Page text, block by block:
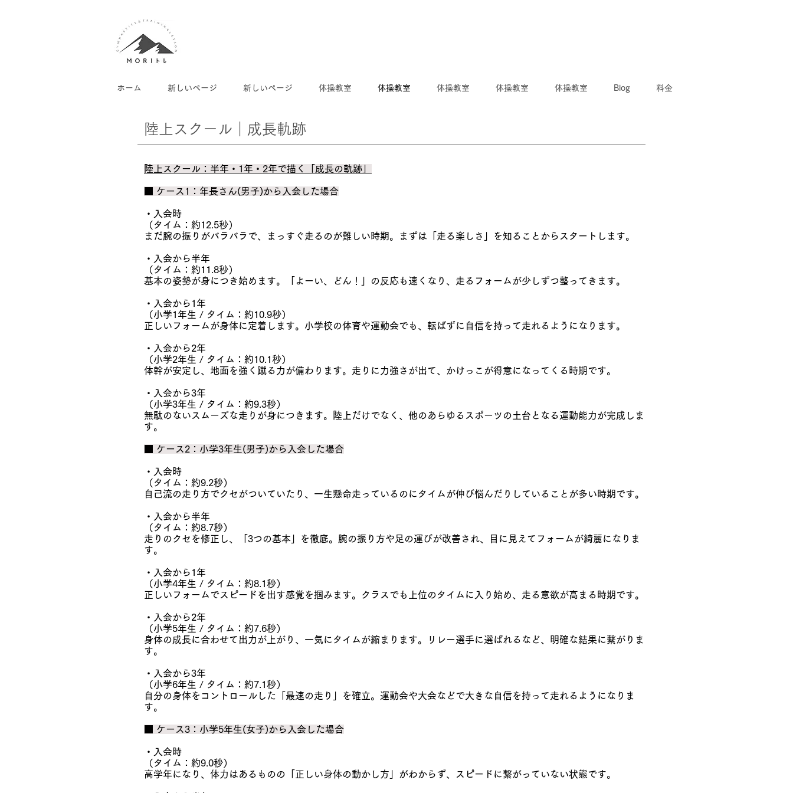
ホーム 新しいページ 新しいページ 体操教室 体操教室 体操教室 体操教室 体操教室 Blog 料金
​陸上スクール｜成長軌跡
陸上スクール：半年・1年・2年で描く「成長の軌跡」
■ ケース1：年長さん(男子)から入会した場合
・入会時
（タイム：約12.5秒）
まだ腕の振りがバラバラで、まっすぐ走るのが難しい時期。まずは「走る楽しさ」を知ることからスタートします。
・入会から半年
（タイム：約11.8秒）
基本の姿勢が身につき始めます。「よーい、どん！」の反応も速くなり、走るフォームが少しずつ整ってきます。
・入会から1年
（小学1年生 / タイム：約10.9秒）
正しいフォームが身体に定着します。小学校の体育や運動会でも、転ばずに自信を持って走れるようになります。
・入会から2年
（小学2年生 / タイム：約10.1秒）
体幹が安定し、地面を強く蹴る力が備わります。走りに力強さが出て、かけっこが得意になってくる時期です。
・入会から3年
（小学3年生 / タイム：約9.3秒）
無駄のないスムーズな走りが身につきます。陸上だけでなく、他のあらゆるスポーツの土台となる運動能力が完成しま
す。
■ ケース2：小学3年生(男子)から入会した場合
・入会時
（タイム：約9.2秒）
自己流の走り方でクセがついていたり、一生懸命走っているのにタイムが伸び悩んだりしていることが多い時期です。
・入会から半年
（タイム：約8.7秒）
走りのクセを修正し、「3つの基本」を徹底。腕の振り方や足の運びが改善され、目に見えてフォームが綺麗になりま
す。
・入会から1年
（小学4年生 / タイム：約8.1秒）
正しいフォームでスピードを出す感覚を掴みます。クラスでも上位のタイムに入り始め、走る意欲が高まる時期です。
・入会から2年
（小学5年生 / タイム：約7.6秒）
身体の成長に合わせて出力が上がり、一気にタイムが縮まります。リレー選手に選ばれるなど、明確な結果に繋がりま
す。
・入会から3年
（小学6年生 / タイム：約7.1秒）
自分の身体をコントロールした「最速の走り」を確立。運動会や大会などで大きな自信を持って走れるようになりま
す。
■ ケース3：小学5年生(女子)から入会した場合
・入会時
（タイム：約9.0秒）
高学年になり、体力はあるものの「正しい身体の動かし方」がわからず、スピードに繋がっていない状態です。